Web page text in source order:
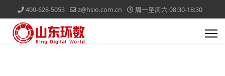
400-628-5053 z@hsio.com.cn 周一至周六 08:30-18:30